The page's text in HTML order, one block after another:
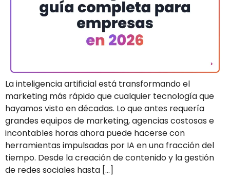
La inteligencia artificial está transformando el
marketing más rápido que cualquier tecnología que
hayamos visto en décadas. Lo que antes requería
grandes equipos de marketing, agencias costosas e
incontables horas ahora puede hacerse con
herramientas impulsadas por IA en una fracción del
tiempo. Desde la creación de contenido y la gestión
de redes sociales hasta […]